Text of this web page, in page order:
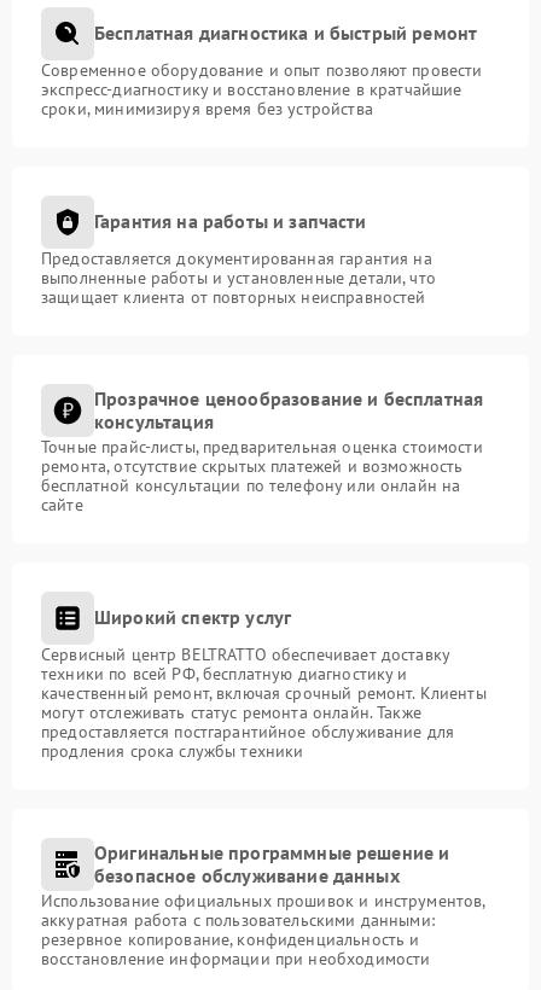
Бесплатная диагностика и быстрый ремонт
Современное оборудование и опыт позволяют провести
экспресс-диагностику и восстановление в кратчайшие
сроки, минимизируя время без устройства
Гарантия на работы и запчасти
Предоставляется документированная гарантия на
выполненные работы и установленные детали, что
защищает клиента от повторных неисправностей
Прозрачное ценообразование и бесплатная
консультация
Точные прайс-листы, предварительная оценка стоимости
ремонта, отсутствие скрытых платежей и возможность
бесплатной консультации по телефону или онлайн на
сайте
Широкий спектр услуг
Сервисный центр BELTRATTO обеспечивает доставку
техники по всей РФ, бесплатную диагностику и
качественный ремонт, включая срочный ремонт. Клиенты
могут отслеживать статус ремонта онлайн. Также
предоставляется постгарантийное обслуживание для
продления срока службы техники
Оригинальные программные решение и
безопасное обслуживание данных
Использование официальных прошивок и инструментов,
аккуратная работа с пользовательскими данными:
резервное копирование, конфиденциальность и
восстановление информации при необходимости